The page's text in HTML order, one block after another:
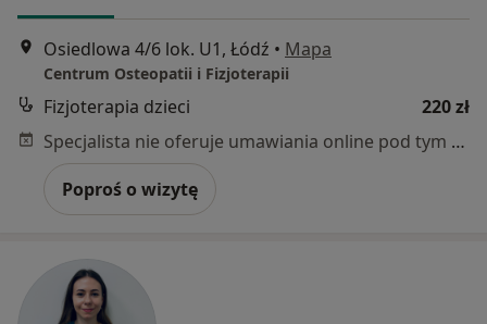
Osiedlowa 4/6 lok. U1, Łódź • Mapa
Centrum Osteopatii i Fizjoterapii
Fizjoterapia dzieci
220 zł
Specjalista nie oferuje umawiania online pod tym adresem.
Poproś o wizytę